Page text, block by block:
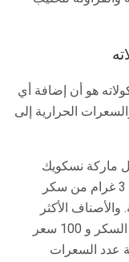
هو أن إضافة أي
الحرارية إلى
ماركة نسكويك
للشوكولاته الخالية من السكر ، تحتوي على 3 غرام من سكر
والأصناف الأكثر
تقليدية يمكن أن تضيف ما يصل إلى 24 من السكر و 100 سعر
عدد السعرات